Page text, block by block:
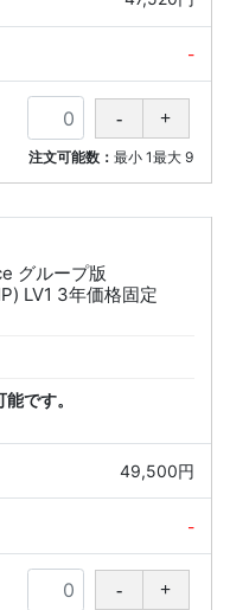
-
注文可能数：最小 1最大 9
グループ版
LV1 3年価格固定
です。
49,500円
-